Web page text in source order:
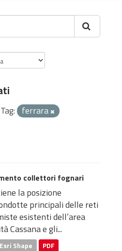
Tag: ferrara
collettori fognari
la posizione
principali delle reti
esistenti dell’area
Cassana e gli...
Esri Shape PDF